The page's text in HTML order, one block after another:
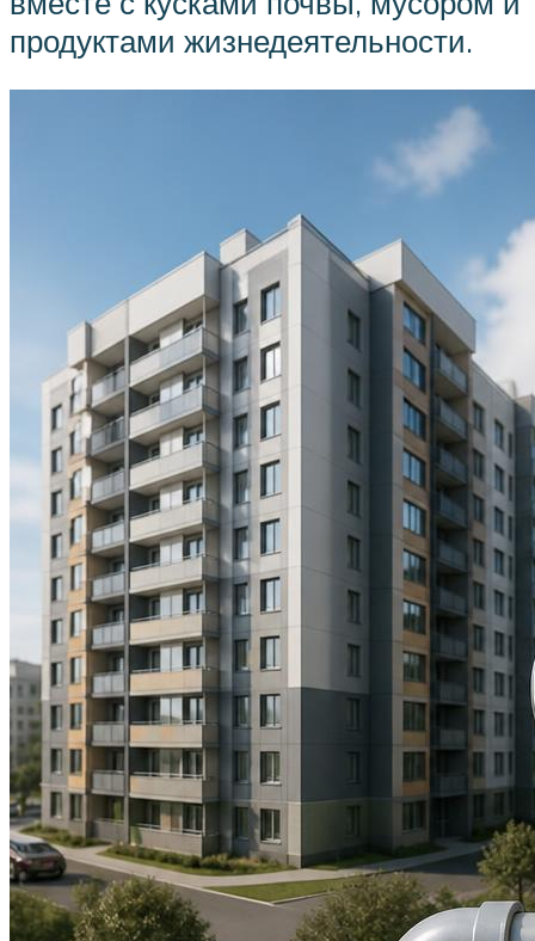
продуктами жизнедеятельности.